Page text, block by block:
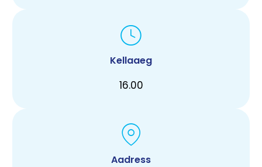
Kellaaeg
16.00
Aadress